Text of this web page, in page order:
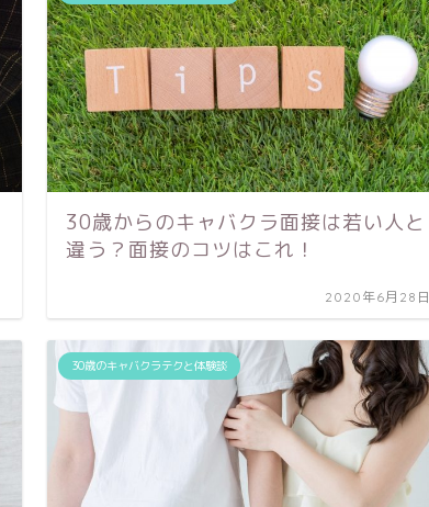
30歳からのキャバクラ面接は若い人と
違う？面接のコツはこれ！
2020年6月28日
30歳のキャバクラテクと体験談